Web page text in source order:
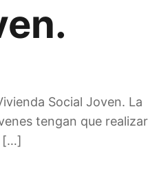
Social Joven. La
tengan que realizar
[…]